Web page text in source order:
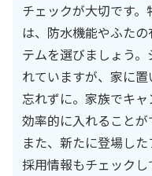
チェックが大切です
は、防水機能やふた
テムを選びましょう
れていますが、家に
忘れずに。家族でキ
効率的に入れることが
また、新たに登場し
採用情報もチェック